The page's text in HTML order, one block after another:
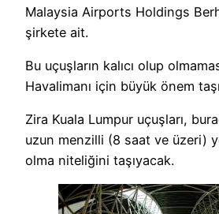
Malaysia Airports Holdings
şirkete ait.
Bu uçuşların kalıcı olup
Havalimanı için büyük önem
Zira Kuala Lumpur uçuşları,
uzun menzilli (8 saat ve üzeri)
olma niteliğini taşıyacak.